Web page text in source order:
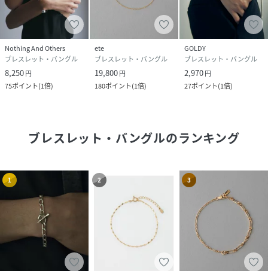
Nothing And Others
ブレスレット・バングル
8,250円
75ポイント(1倍)
ete
ブレスレット・バングル
19,800円
180ポイント(1倍)
GOLDY
ブレスレット・バングル
2,970円
27ポイント(1倍)
ブレスレット・バングルのランキング
1 2 3